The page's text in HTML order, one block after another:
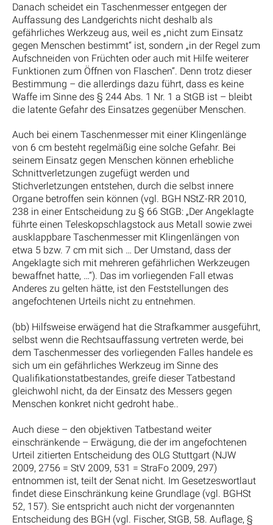
Danach scheidet ein Taschenmesser entgegen der
Auffassung des Landgerichts nicht deshalb als
gefährliches Werkzeug aus, weil es „nicht zum Einsatz
gegen Menschen bestimmt“ ist, sondern „in der Regel zum
Aufschneiden von Früchten oder auch mit Hilfe weiterer
Funktionen zum Öffnen von Flaschen“. Denn trotz dieser
Bestimmung – die allerdings dazu führt, dass es keine
Waffe im Sinne des § 244 Abs. 1 Nr. 1 a StGB ist – bleibt
die latente Gefahr des Einsatzes gegenüber Menschen.
Auch bei einem Taschenmesser mit einer Klingenlänge
von 6 cm besteht regelmäßig eine solche Gefahr. Bei
seinem Einsatz gegen Menschen können erhebliche
Schnittverletzungen zugefügt werden und
Stichverletzungen entstehen, durch die selbst innere
Organe betroffen sein können (vgl. BGH NStZ-RR 2010,
238 in einer Entscheidung zu § 66 StGB: „Der Angeklagte
führte einen Teleskopschlagstock aus Metall sowie zwei
ausklappbare Taschenmesser mit Klingenlängen von
etwa 5 bzw. 7 cm mit sich … Der Umstand, dass der
Angeklagte sich mit mehreren gefährlichen Werkzeugen
bewaffnet hatte, …“). Das im vorliegenden Fall etwas
Anderes zu gelten hätte, ist den Feststellungen des
angefochtenen Urteils nicht zu entnehmen.
(bb) Hilfsweise erwägend hat die Strafkammer ausgeführt,
selbst wenn die Rechtsauffassung vertreten werde, bei
dem Taschenmesser des vorliegenden Falles handele es
sich um ein gefährliches Werkzeug im Sinne des
Qualifikationstatbestandes, greife dieser Tatbestand
gleichwohl nicht, da der Einsatz des Messers gegen
Menschen konkret nicht gedroht habe..
Auch diese – den objektiven Tatbestand weiter
einschränkende – Erwägung, die der im angefochtenen
Urteil zitierten Entscheidung des OLG Stuttgart (NJW
2009, 2756 = StV 2009, 531 = StraFo 2009, 297)
entnommen ist, teilt der Senat nicht. Im Gesetzeswortlaut
findet diese Einschränkung keine Grundlage (vgl. BGHSt
52, 157). Sie entspricht auch nicht der vorgenannten
Entscheidung des BGH (vgl. Fischer, StGB, 58. Auflage, §